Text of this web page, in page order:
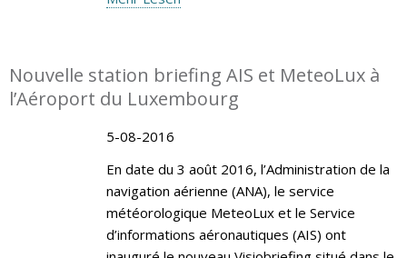
Nouvelle station briefing AIS et MeteoLux à
l’Aéroport du Luxembourg
5-08-2016
En date du 3 août 2016, l’Administration de la
navigation aérienne (ANA), le service
météorologique MeteoLux et le Service
d’informations aéronautiques (AIS) ont